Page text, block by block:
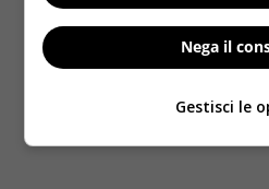
in casa viene acceso il
consiglia di mettere
umidificatore.
Nega il
Gestisci le